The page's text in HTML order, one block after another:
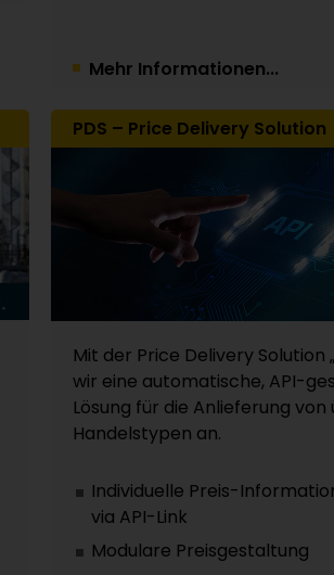
Mehr Informationen...
PDS – Price Delivery Solution
Mit der Price Delivery Solution
wir eine automatische, API-
Lösung für die Anlieferung von
Handelstypen an.
Individuelle Preis-
via API-Link
Modulare Preisgestaltung